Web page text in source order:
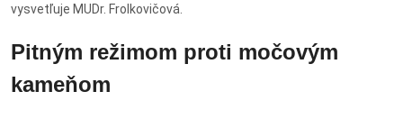
vysvetľuje MUDr. Frolkovičová.
Pitným režimom proti močovým
kameňom